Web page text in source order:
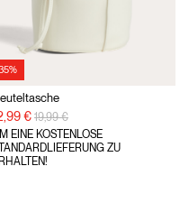
€ Preisreduzierung von
19,99 €auf
EINE KOSTENLOSE
ZU